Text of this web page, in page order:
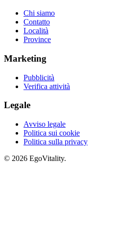
Chi siamo
Contatto
Località
Province
Marketing
Pubblicità
Verifica attività
Legale
Avviso legale
Politica sui cookie
Politica sulla privacy
© 2026 EgoVitality.